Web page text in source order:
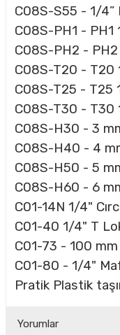
C08S-S55 - 1/4”
C08S-PH1 - PH1
C08S-PH2 - PH2
C08S-T20 - T20
C08S-T25 - T25
C08S-T30 - T30
C08S-H30 - 3
C08S-H40 - 4
C08S-H50 - 5
C08S-H60 - 6
C01-14N 1/4"
C01-40 1/4" T
C01-73 - 100
C01-80 - 1/4"
Pratik Plastik
Yorumlar